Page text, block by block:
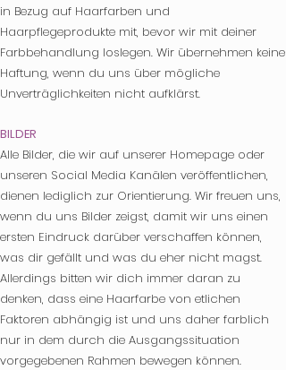
in Bezug auf Haarfarben und
Haarpflegeprodukte mit, bevor wir mit deiner
Farbbehandlung loslegen. Wir übernehmen keine
Haftung, wenn du uns über mögliche
Unverträglichkeiten nicht aufklärst.
BILDER
Alle Bilder, die wir auf unserer Homepage oder
unseren Social Media Kanälen veröffentlichen,
dienen lediglich zur Orientierung. Wir freuen uns,
wenn du uns Bilder zeigst, damit wir uns einen
ersten Eindruck darüber verschaffen können,
was dir gefällt und was du eher nicht magst.
Allerdings bitten wir dich immer daran zu
denken, dass eine Haarfarbe von etlichen
Faktoren abhängig ist und uns daher farblich
nur in dem durch die Ausgangssituation
vorgegebenen Rahmen bewegen können.